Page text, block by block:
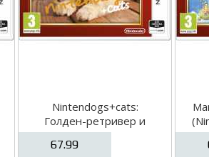
Nintendogs+cats:
Голден-ретривер и
новые друзья (Nintendo
Selects) [3DS]
67.99